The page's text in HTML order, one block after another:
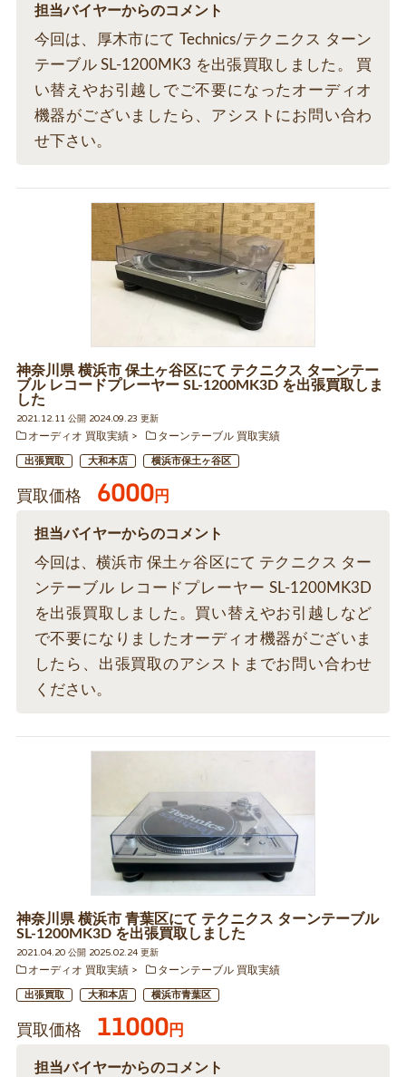
担当バイヤーからのコメント
今回は、厚木市にて Technics/テクニクス ターン
テーブル SL-1200MK3 を出張買取しました。 買
い替えやお引越しでご不要になったオーディオ
機器がございましたら、アシストにお問い合わ
せ下さい。
神奈川県 横浜市 保土ヶ谷区にて テクニクス ターンテー
ブル レコードプレーヤー SL-1200MK3D を出張買取しま
した
2021.12.11 公開 2024.09.23 更新
オーディオ 買取実績
ターンテーブル 買取実績
出張買取 大和本店 横浜市保土ヶ谷区
買取価格 6000円
担当バイヤーからのコメント
今回は、横浜市 保土ヶ谷区にて テクニクス ター
ンテーブル レコードプレーヤー SL-1200MK3D
を出張買取しました。買い替えやお引越しなど
で不要になりましたオーディオ機器がございま
したら、出張買取のアシストまでお問い合わせ
ください。
神奈川県 横浜市 青葉区にて テクニクス ターンテーブル
SL-1200MK3D を出張買取しました
2021.04.20 公開 2025.02.24 更新
オーディオ 買取実績
ターンテーブル 買取実績
出張買取 大和本店 横浜市青葉区
買取価格 11000円
担当バイヤーからのコメント